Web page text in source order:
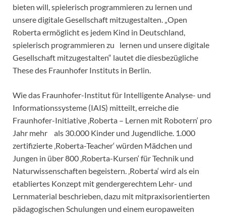
bieten will, spielerisch programmieren zu lernen und
unsere digitale Gesellschaft mitzugestalten. „Open
Roberta ermöglicht es jedem Kind in Deutschland,
spielerisch programmieren zu lernen und unsere digitale
Gesellschaft mitzugestalten“ lautet die diesbezügliche
These des Fraunhofer Instituts in Berlin.
Wie das Fraunhofer-Institut für Intelligente Analyse- und
Informationssysteme (IAIS) mitteilt, erreiche die
Fraunhofer-Initiative ‚Roberta – Lernen mit Robotern‘ pro
Jahr mehr als 30.000 Kinder und Jugendliche. 1.000
zertifizierte ‚Roberta-Teacher‘ würden Mädchen und
Jungen in über 800 ‚Roberta-Kursen‘ für Technik und
Naturwissenschaften begeistern. ‚Roberta‘ wird als ein
etabliertes Konzept mit gendergerechtem Lehr- und
Lernmaterial beschrieben, dazu mit mitpraxisorientierten
pädagogischen Schulungen und einem europaweiten